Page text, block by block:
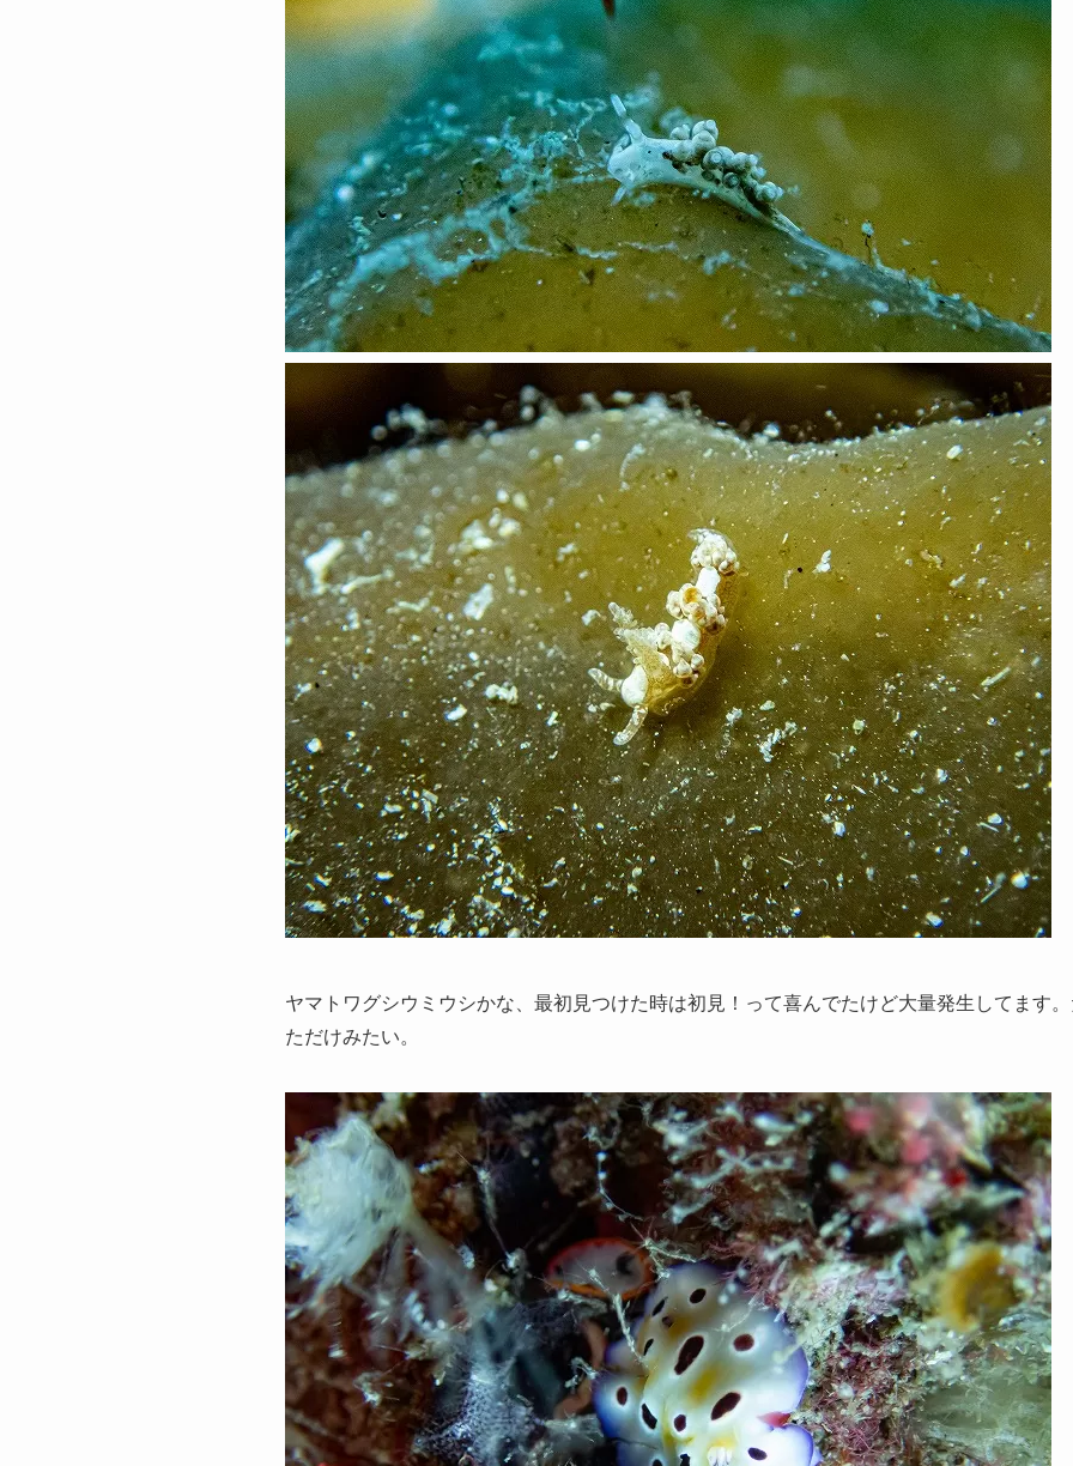
ヤマトワグシウミウシかな、最初見つけた時は初見！って喜んでたけど大量発生してます
ただけみたい。